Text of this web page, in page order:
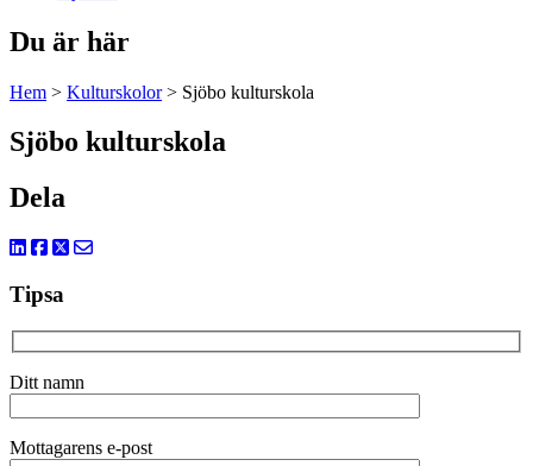
Du är här
Hem > Kulturskolor> Sjöbo kulturskola
Sjöbo kulturskola
Dela
Tipsa
Ditt namn
Mottagarens e-post